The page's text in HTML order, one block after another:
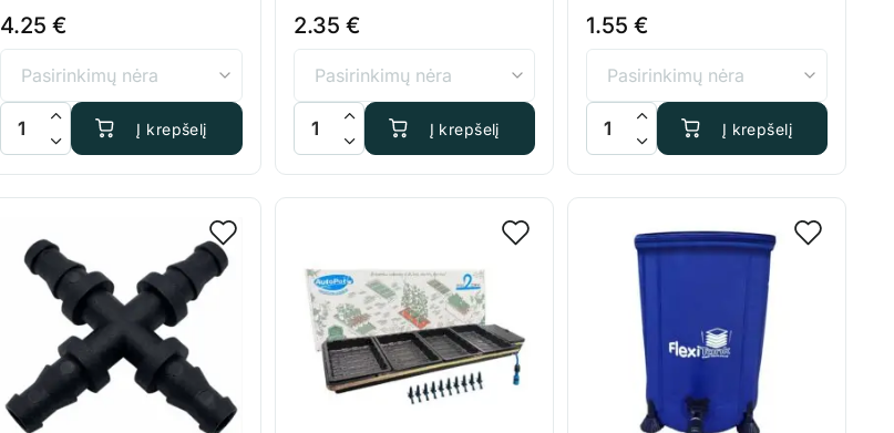
4.25€
produkto kiekis: AutoPot filtras sistemai su 9mm jungtimi
Į krepšelį
2.35 €
produkto kiekis: AutoPot 9mm kranelis
Į krepšelį
1.55 €
produkto kiekis: AutoPot 9mm vandens
Į krepšelį